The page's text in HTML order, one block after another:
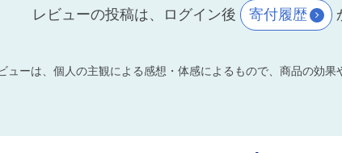
レビューの投稿は、ログイン後 寄付履歴
ューは、個人の主観による感想・体感によるもので、商品の効果